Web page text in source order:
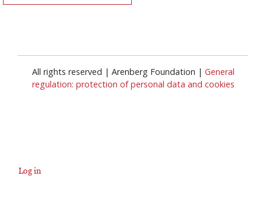
All rights reserved | Arenberg Foundation | General
regulation: protection of personal data and cookies
User
Log in